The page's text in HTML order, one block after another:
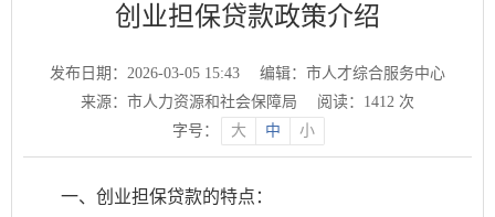
创业担保贷款政策介绍
发布日期：2026-03-05 15:43
编辑：市人才综合服务中心
来源：市人力资源和社会保障局
阅读： 1412 次
字号：
大 中 小
一、创业担保贷款的特点：